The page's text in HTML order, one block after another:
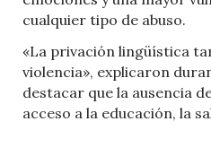
cualquier tipo de abuso.
«La privación lingüística
violencia», explicaron
destacar que la ausencia
acceso a la educación, la